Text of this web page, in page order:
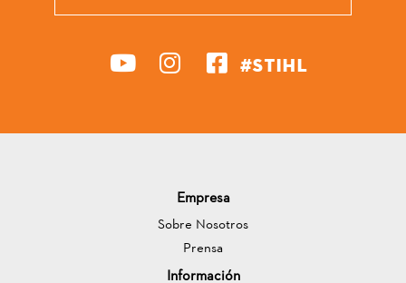
#STIHL
Empresa
Sobre Nosotros
Prensa
Información